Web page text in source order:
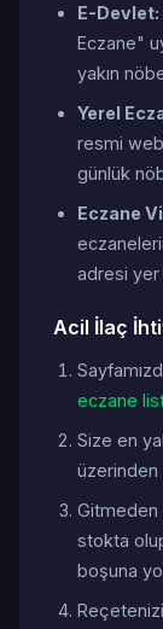
E-Devlet:
Eczane"
yakın
Yerel
resmi
günlük
Eczane
adresi yer
Acil İlaç
eczane
Size en
üzerinden
Gitmeden
stokta
boşuna